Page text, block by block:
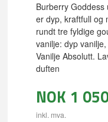
Burberry
er dyp, kraftfull og
rundt tre fyldige
vanilje: dyp
Vanilje Absolutt.
duften
NOK 1
inkl. mva.